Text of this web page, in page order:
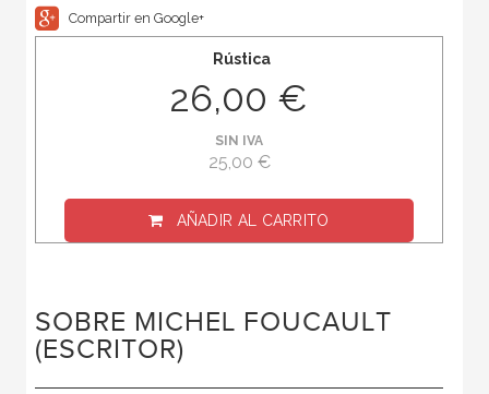
Compartir en Google+
Rústica
26,00 €
SIN IVA
25,00 €
AÑADIR AL CARRITO
SOBRE MICHEL FOUCAULT
(ESCRITOR)